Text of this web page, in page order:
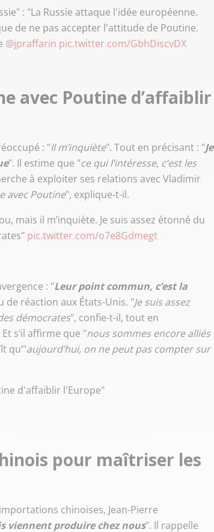
: "La Russie attaque l'idée européenne.
de ne pas accepter l'attitude de Poutine.
@jpraffarin pic.twitter.com/GbhDiscvDX
avec Poutine d’affaiblir
: "Il m’inquiète". Tout en précisant : "Je
". Il estime que "ce qui l’intéresse, c’est les
à exploiter ses relations avec Vladimir
avec Poutine", explique-t-il.
mais il m’inquiète. Je suis assez étonné du
pic.twitter.com/o7e8Gdmegt
: "Leur point commun, c’est la
de réaction aux États-Unis. "Je suis assez
démocrates", confie-t-il, tout en
Et s’il affirme que "nous sommes encore alliés
qu’"aujourd’hui, on ne peut pas compter sur
d'affaiblir l'Europe"
pour maîtriser les
chinoises, Jean-Pierre
viennent produire chez nous". Il rappelle